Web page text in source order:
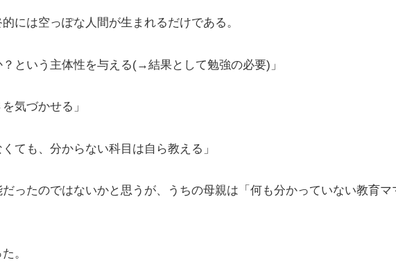
には空っぽな人間が生まれるだけである。
？という主体性を与える(→結果として勉強の必要)」
気づかせる」
ても、分からない科目は自ら教える」
ったのではないかと思うが、うちの母親は「何も分かっていない教育
。